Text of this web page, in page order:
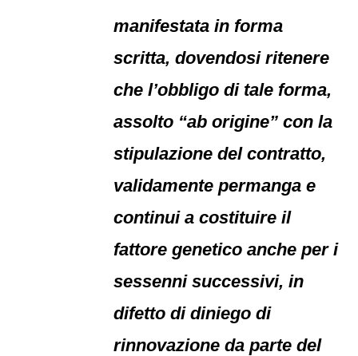
manifestata in forma
scritta, dovendosi ritenere
che l’obbligo di tale forma,
assolto “ab origine” con la
stipulazione del contratto,
validamente permanga e
continui a costituire il
fattore genetico anche per i
sessenni successivi, in
difetto di diniego di
rinnovazione da parte del